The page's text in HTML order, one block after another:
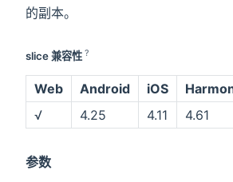
的副本。
slice 兼容性 ?
Web Android iOS
√
4.25 4.11 4.61
参数